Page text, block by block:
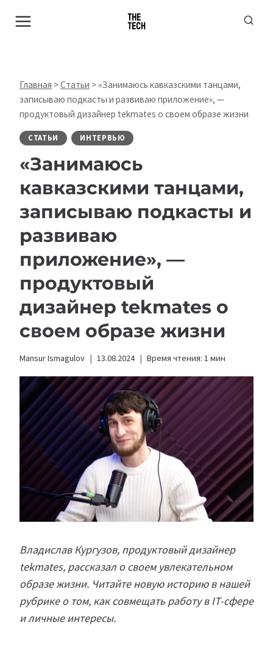
Главная >Статьи > «Занимаюсь кавказскими танцами,
записываю подкасты и развиваю приложение», —
продуктовый дизайнер tekmates о своем образе жизни
СТАТЬИ ИНТЕРВЬЮ
«Занимаюсь
кавказскими танцами,
записываю подкасты и
развиваю
приложение», —
продуктовый
дизайнер tekmates о
своем образе жизни
Mansur Ismagulov 13.08.2024 Время чтения: 1 мин
Владислав Кургузов, продуктовый дизайнер
tekmates, рассказал о своем увлекательном
образе жизни. Читайте новую историю в нашей
рубрике о том, как совмещать работу в IT-сфере
и личные интересы.